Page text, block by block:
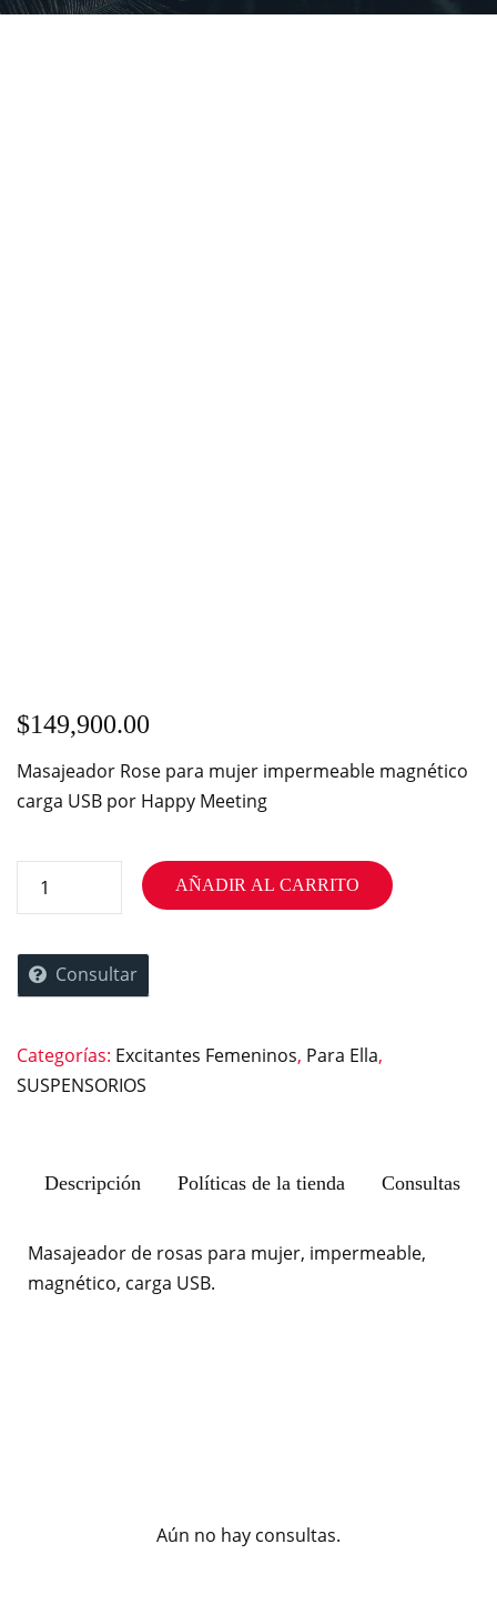
$149,900.00
Masajeador Rose para mujer impermeable magnético
carga USB por Happy Meeting
AÑADIR AL CARRITO
Consultar
Categorías: Excitantes Femeninos, Para Ella,
SUSPENSORIOS
Descripción Políticas de la tienda Consultas
Masajeador de rosas para mujer, impermeable,
magnético, carga USB.
Aún no hay consultas.